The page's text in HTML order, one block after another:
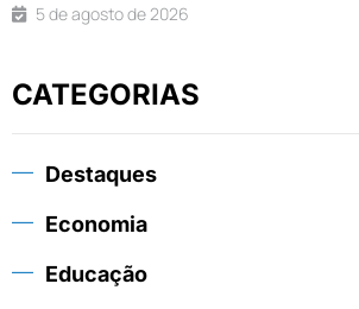
5 de agosto de 2026
CATEGORIAS
Destaques
Economia
Educação